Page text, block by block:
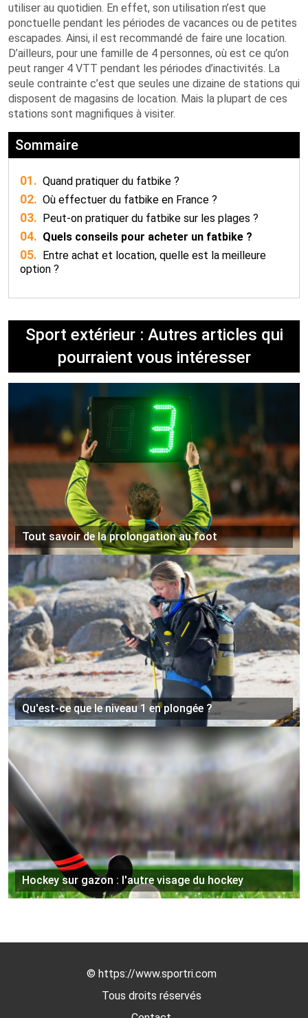
utiliser au quotidien. En effet, son utilisation n’est que
ponctuelle pendant les périodes de vacances ou de petites
escapades. Ainsi, il est recommandé de faire une location.
D’ailleurs, pour une famille de 4 personnes, où est ce qu’on
peut ranger 4 VTT pendant les périodes d’inactivités. La
seule contrainte c’est que seules une dizaine de stations qui
disposent de magasins de location. Mais la plupart de ces
stations sont magnifiques à visiter.
Sommaire
01. Quand pratiquer du fatbike ?
02. Où effectuer du fatbike en France ?
03. Peut-on pratiquer du fatbike sur les plages ?
04. Quels conseils pour acheter un fatbike ?
05. Entre achat et location, quelle est la meilleure
option ?
Sport extérieur : Autres articles qui
pourraient vous intéresser
Tout savoir de la prolongation au foot
Qu'est-ce que le niveau 1 en plongée ?
Hockey sur gazon : l'autre visage du hockey
© https://www.sportri.com
Tous droits réservés